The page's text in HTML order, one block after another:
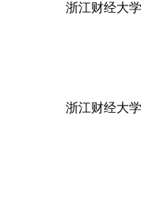
浙江财经大学
浙江财经大学